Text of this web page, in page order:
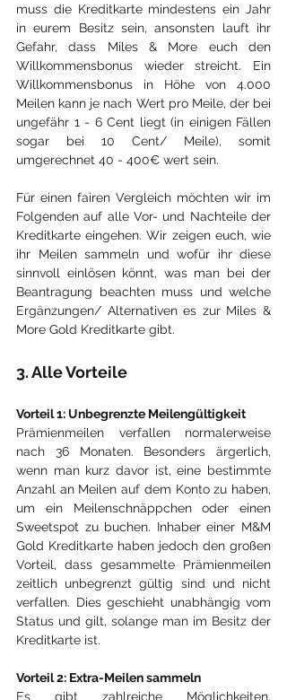
muss die Kreditkarte mindestens ein Jahr
in eurem Besitz sein, ansonsten lauft ihr
Gefahr, dass Miles & More euch den
Willkommensbonus wieder streicht. Ein
Willkommensbonus in Höhe von 4.000
Meilen kann je nach Wert pro Meile, der bei
ungefähr 1 - 6 Cent liegt (in einigen Fällen
sogar bei 10 Cent/ Meile), somit
umgerechnet 40 - 400€ wert sein.
Für einen fairen Vergleich möchten wir im
Folgenden auf alle Vor- und Nachteile der
Kreditkarte eingehen. Wir zeigen euch, wie
ihr Meilen sammeln und wofür ihr diese
sinnvoll einlösen könnt, was man bei der
Beantragung beachten muss und welche
Ergänzungen/ Alternativen es zur Miles &
More Gold Kreditkarte gibt.
3. Alle Vorteile
Vorteil 1: Unbegrenzte Meilengültigkeit
Prämienmeilen verfallen normalerweise
nach 36 Monaten. Besonders ärgerlich,
wenn man kurz davor ist, eine bestimmte
Anzahl an Meilen auf dem Konto zu haben,
um ein Meilenschnäppchen oder einen
Sweetspot zu buchen. Inhaber einer M&M
Gold Kreditkarte haben jedoch den großen
Vorteil, dass gesammelte Prämienmeilen
zeitlich unbegrenzt gültig sind und nicht
verfallen. Dies geschieht unabhängig vom
Status und gilt, solange man im Besitz der
Kreditkarte ist.
Vorteil 2: Extra-Meilen sammeln
Es gibt zahlreiche Möglichkeiten,